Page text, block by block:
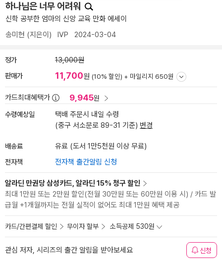
하나님은 너무 어려워
신학 공부한 엄마의 신앙 교육 만화 에세이
송미현 (지은이) IVP 2024-03-04
정가 13,000원
판매가 11,700원 (10% 할인) + 마일리지 650원
카드최대혜택가 9,945원
수령예상일
택배 주문시 내일 수령
(중구 서소문로 89-31 기준) 변경
배송료 유료 (도서 1만5천원 이상 무료)
전자책 전자책 출간알림 신청
알라딘 만권당 삼성카드, 알라딘 15% 청구 할인
최대 1만원 또는 2만원 할인(전월 30만원 또는 60만원 이용 시) / 카드 발
급월 +1개월까지는 전월 실적이 없어도 최대 1만원 혜택 제공
카드/간편결제 할인 무이자 할부 소득공제 530원
관심 저자, 시리즈의 출간 알림을 받아보세요 신청